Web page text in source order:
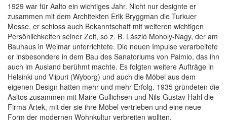
1929 war für Aalto ein wichtiges Jahr. Nicht nur designte er
zusammen mit dem Architekten Erik Bryggman die Turkuer
Messe, er schloss auch Bekanntschaft mit weiteren wichtigen
Persönlichkeiten seiner Zeit, so z. B. László Moholy-Nagy, der am
Bauhaus in Weimar unterrichtete. Die neuen Impulse verarbeitete
er insbesondere in dem Bau des Sanatoriums von Paimio, das ihn
auch im Ausland berühmt machte. Es folgten weitere Aufträge in
Helsinki und Viipuri (Wyborg) und auch die Möbel aus dem
eigenen Design hatten mehr und mehr Erfolg. 1935 gründeten die
Aaltos zusammen mit Maire Gullichsen und Nils-Gustav Hahl die
Firma Artek, mit der sie ihre Möbel vertrieben und eine neue
Form der modernen Wohnkultur verbreiten wollten.